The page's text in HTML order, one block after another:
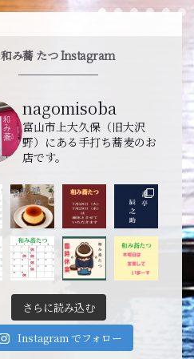
和み蕎 たつ Instagram
nagomisoba
富山市上大久保（旧大沢
野）にある手打ち蕎麦のお
店です。
さらに読み込む
Instagram でフォロー